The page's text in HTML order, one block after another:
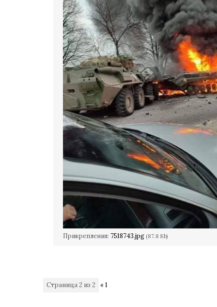
Прикрепления: 7518743.jpg (87.8 Kb)
Страница2 из 2 « 1